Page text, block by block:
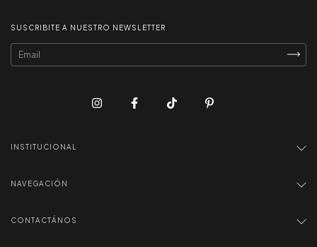
SUSCRIBITE A NUESTRO NEWSLETTER
INSTITUCIONAL
NAVEGACIÓN
CONTACTÁNOS